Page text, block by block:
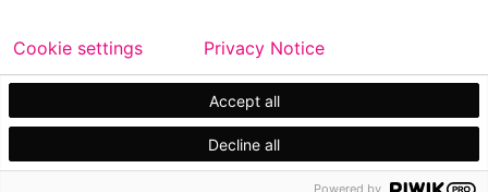
Copyright © 2026 Metso
Карта сайта
Официальное уведомление
Торговые марки
Accept all
Decline all
Cookie settings Privacy Notice
Powered by